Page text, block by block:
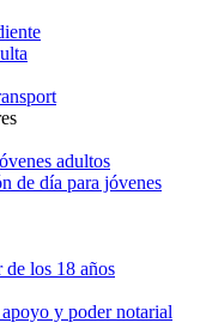
adultos
de día para jóvenes
de los 18 años
y poder notarial